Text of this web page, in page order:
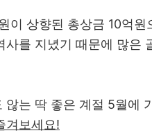
이 상향된 총상금 10억
사를 지녔기 때문에 많은
않는 딱 좋은 계절 5월에
겨보세요!